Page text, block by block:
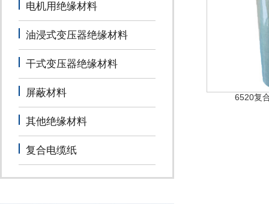
电机用绝缘材料
油浸式变压器绝缘材料
干式变压器绝缘材料
屏蔽材料
其他绝缘材料
复合电缆纸
6520复